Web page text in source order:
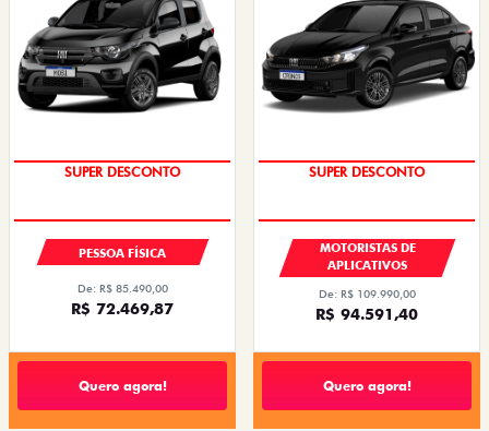
SUPER DESCONTO
PESSOA FÍSICA
De: R$ 85.490,00
R$ 72.469,87
Quero agora!
SUPER DESCONTO
MOTORISTAS DE
APLICATIVOS
De: R$ 109.990,00
R$ 94.591,40
Quero agora!